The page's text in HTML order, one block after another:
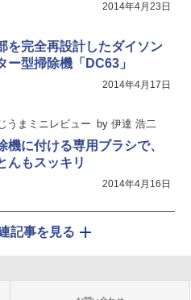
2014年4月23日
を完全再設計したダイソン
ー型掃除機「DC63」
2014年4月17日
うまミニレビュー by 伊達 浩二
機に付ける専用ブラシで、
んもスッキリ
2014年4月16日
記事を見る